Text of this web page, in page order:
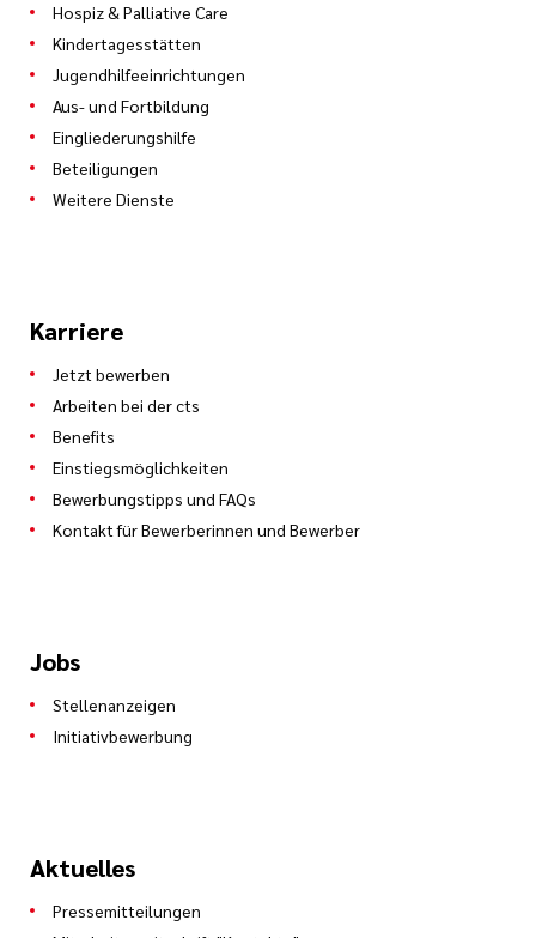
Silke Seibel
Tel.: 0681 58805-371
si.seibel@cts-mbh.de
Roland Schönborn
Tel.: 0681 58805-385
Hospiz & Palliative Care
Kindertagesstätten
Jugendhilfeeinrichtungen
Aus- und Fortbildung
Eingliederungshilfe
Beteiligungen
Weitere Dienste
Karriere
Jetzt bewerben
Arbeiten bei der cts
Benefits
Einstiegsmöglichkeiten
Bewerbungstipps und FAQs
Kontakt für Bewerberinnen und Bewerber
Jobs
Stellenanzeigen
Initiativbewerbung
Aktuelles
Pressemitteilungen